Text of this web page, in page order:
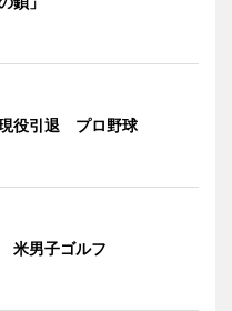
役引退 プロ野球
米男子ゴルフ